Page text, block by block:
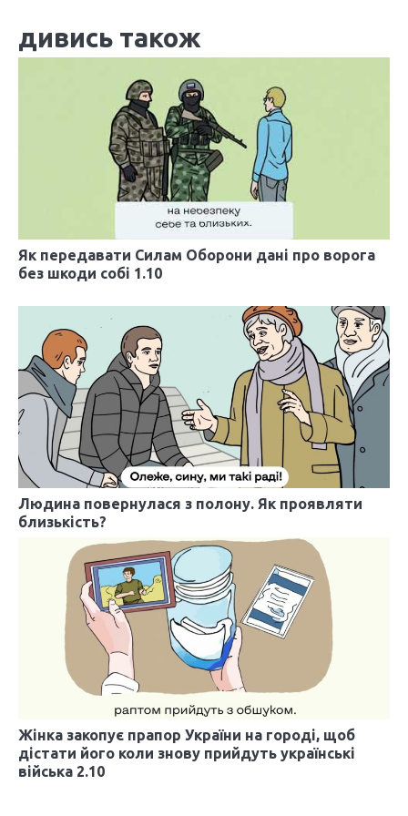
г
а
п
в
дивись також
Як передавати Силам Оборони дані про ворога
без шкоди собі 1.10
Людина повернулася з полону. Як проявляти
близькість?
Жінка закопує прапор України на городі, щоб
дістати його коли знову прийдуть українські
війська 2.10